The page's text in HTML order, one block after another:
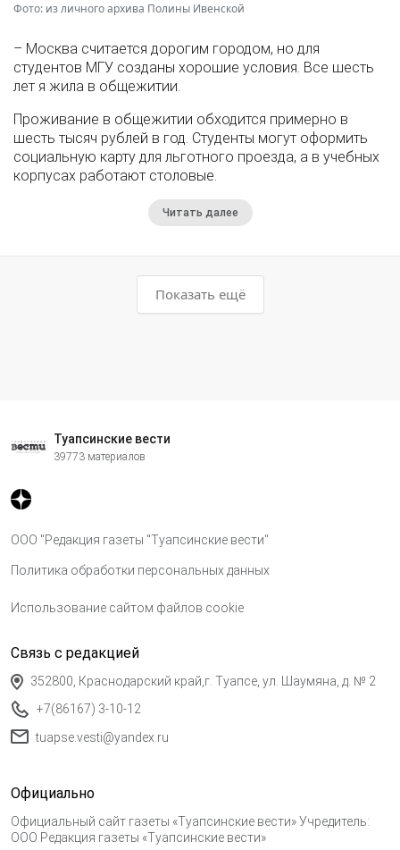
Фото: из личного архива Полины Ивенской
– Москва считается дорогим городом, но для
студентов МГУ созданы хорошие условия. Все шесть
лет я жила в общежитии.
Проживание в общежитии обходится примерно в
шесть тысяч рублей в год. Студенты могут оформить
социальную карту для льготного проезда, а в учебных
корпусах работают столовые.
Читать далее
Показать ещё
Туапсинские вести
39773 материалов
ООО "Редакция газеты "Туапсинские вести"
Политика обработки персональных данных
Использование сайтом файлов cookie
Связь с редакцией
352800, Краснодарский край,г. Туапсе, ул. Шаумяна, д. № 2
+7(86167) 3-10-12
tuapse.vesti@yandex.ru
Официально
Официальный сайт газеты «Туапсинские вести» Учредитель:
ООО Редакция газеты «Туапсинские вести»